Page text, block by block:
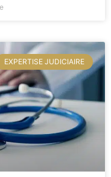
EXPERTISE JUDICIAIRE